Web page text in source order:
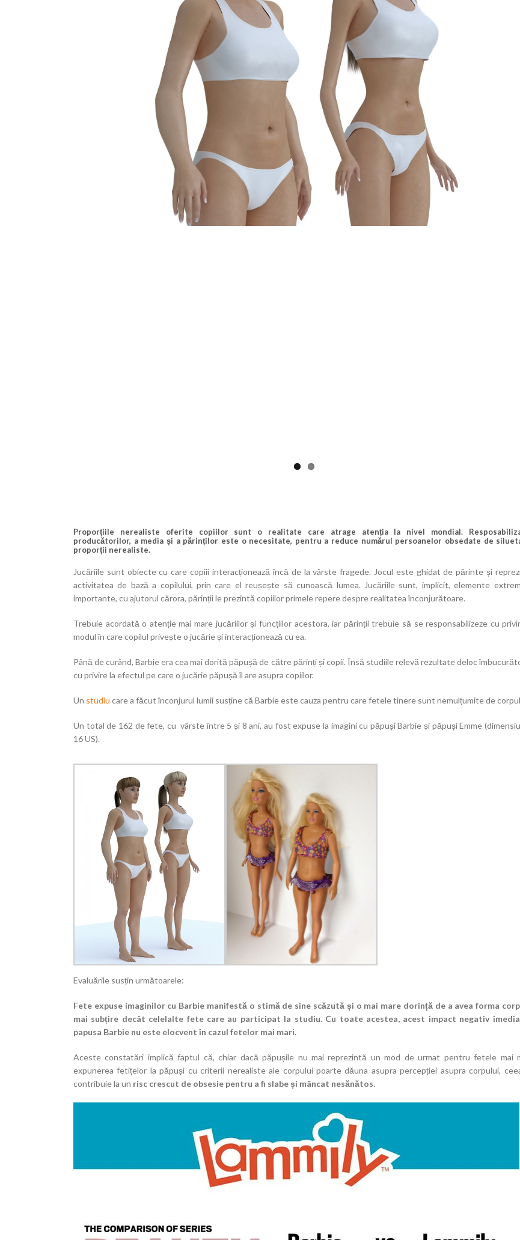
Proporțiile nerealiste oferite copiilor sunt o realitate care atrage atenția la nivel mondial.
producătorilor, a media și a părinților este o necesitate, pentru a reduce numărul persoanelor obsedate de
proporții nerealiste.
Jucăriile sunt obiecte cu care copiii interacționează încă de la vârste fragede. Jocul este ghidat de părinte și
activitatea de bază a copilului, prin care el reușește să cunoască lumea. Jucăriile sunt, implicit, elemente
importante, cu ajutorul cărora, părinții le prezintă copiilor primele repere despre realitatea înconjurătoare.
Trebuie acordată o atenție mai mare jucăriilor și funcțiilor acestora, iar părinții trebuie să se responsabilizeze cu
modul în care copilul privește o jucărie și interacționează cu ea.
Până de curând, Barbie era cea mai dorită păpușă de către părinți și copii. Însă studiile relevă rezultate deloc
cu privire la efectul pe care o jucărie păpușă îl are asupra copiilor.
Un studiu care a făcut înconjurul lumii susține că Barbie este cauza pentru care fetele tinere sunt nemulțumite de
Un total de 162 de fete, cu vârste între 5 și 8 ani, au fost expuse la imagini cu păpuși Barbie și păpuși Emme
16 US).
Evaluările susțin următoarele:
Fete expuse imaginilor cu Barbie manifestă o stimă de sine scăzută și o mai mare dorință de a avea forma
mai subțire decât celelalte fete care au participat la studiu. Cu toate acestea, acest impact negativ
papusa Barbie nu este elocvent în cazul fetelor mai mari.
Aceste constatări implică faptul că, chiar dacă păpușile nu mai reprezintă un mod de urmat pentru fetele mai
expunerea fetițelor la păpuși cu criterii nerealiste ale corpului poarte dăuna asupra percepției asupra corpului,
contribuie la un risc crescut de obsesie pentru a fi slabe și mâncat nesănătos.